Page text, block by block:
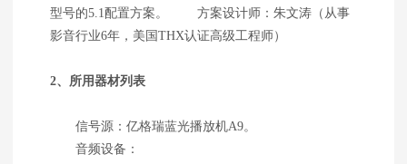
型号的5.1配置方案。 方案设计师：朱文涛（从事
影音行业6年，美国THX认证高级工程师）
2、所用器材列表
信号源：亿格瑞蓝光播放机A9。
音频设备：